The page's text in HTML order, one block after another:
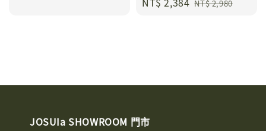
NT$ 2,980
JOSUIa SHOWROOM 門市